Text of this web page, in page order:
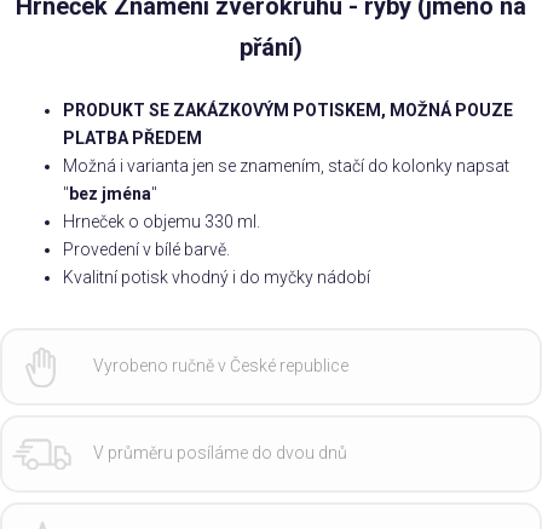
Hrneček Znamení zvěrokruhu - ryby (jméno na
přání)
PRODUKT SE ZAKÁZKOVÝM POTISKEM, MOŽNÁ POUZE
PLATBA PŘEDEM
Možná i varianta jen se znamením, stačí do kolonky napsat
" bez jména"
Hrneček o objemu 330 ml.
Provedení v bílé barvě.
Kvalitní potisk vhodný i do myčky nádobí
Vyrobeno ručně v České republice
V průměru posíláme do dvou dnů